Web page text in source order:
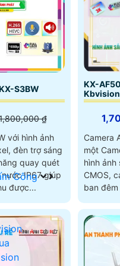
Công
S3BW
₫
với hình ảnh
đèn trợ sáng
quay quét
IP67 giúp
được...
KX-
Kbvision
Camera
một
hình ảnh sắt nét. Với
CMOS,
ban